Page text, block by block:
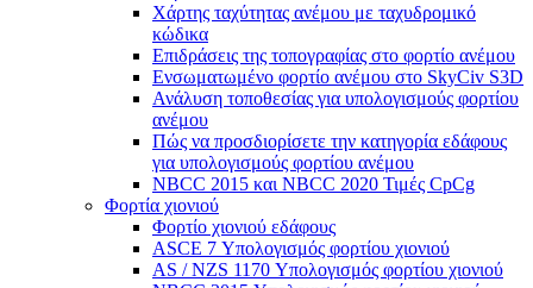
Χάρτης ταχύτητας ανέμου με ταχυδρομικό
κώδικα
Επιδράσεις της τοπογραφίας στο φορτίο ανέμου
Ενσωματωμένο φορτίο ανέμου στο SkyCiv S3D
Ανάλυση τοποθεσίας για υπολογισμούς φορτίου
ανέμου
Πώς να προσδιορίσετε την κατηγορία εδάφους
για υπολογισμούς φορτίου ανέμου
NBCC 2015 και NBCC 2020 Τιμές CpCg
Φορτία χιονιού
Φορτίο χιονιού εδάφους
ASCE 7 Υπολογισμός φορτίου χιονιού
AS / NZS 1170 Υπολογισμός φορτίου χιονιού